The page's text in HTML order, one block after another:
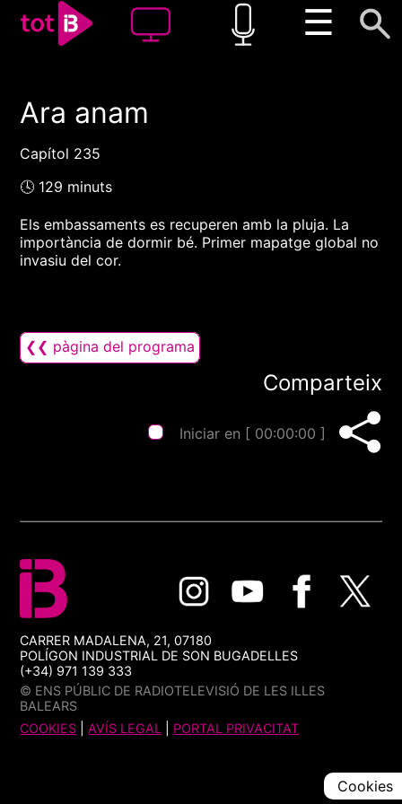
☰
00:00 00:00
Ara anam
Capítol 235
🕓 129 minuts
Els embassaments es recuperen amb la pluja. La
importància de dormir bé. Primer mapatge global no
invasiu del cor.
❮❮ pàgina del programa
Comparteix
Iniciar en [ 00:00:00 ]
CARRER MADALENA, 21, 07180
POLÍGON INDUSTRIAL DE SON BUGADELLES
(+34) 971 139 333
© ENS PÚBLIC DE RADIOTELEVISIÓ DE LES ILLES
BALEARS
COOKIES |AVÍS LEGAL PORTAL PRIVACITAT
Cookies